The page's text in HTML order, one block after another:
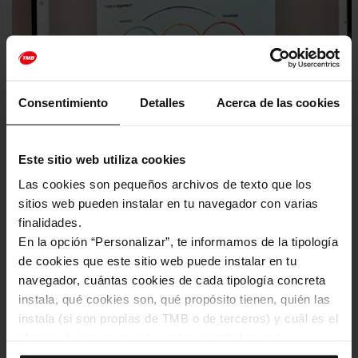
Consentimiento Detalles Acerca de las cookies
Este sitio web utiliza cookies
Las cookies son pequeños archivos de texto que los
sitios web pueden instalar en tu navegador con varias
finalidades.
En la opción “Personalizar”, te informamos de la tipología
de cookies que este sitio web puede instalar en tu
navegador, cuántas cookies de cada tipología concreta
instala, qué cookies son, qué propósito tienen, quién las
instala (si son propias de TMB o de terceros) y cuál es el
Nova jornada informativa de TMB
sobre el programa de compra pública
innovadora
facilitar la col·laboració entre entitats i empreses públiques i
l’accessibilitat i els serveis